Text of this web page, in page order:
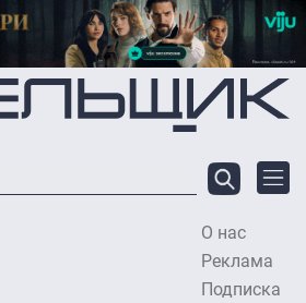
содержанию
О нас
Реклама
Подписка